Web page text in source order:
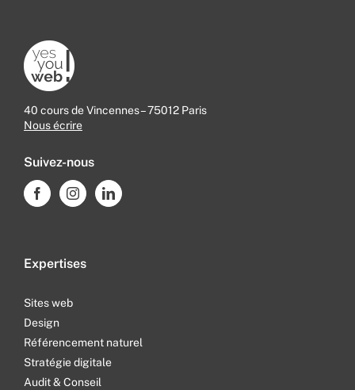
40 cours de Vincennes – 75012 Paris
Nous écrire
Suivez-nous
Expertises
Sites web
Design
Référencement naturel
Stratégie digitale
Audit & Conseil